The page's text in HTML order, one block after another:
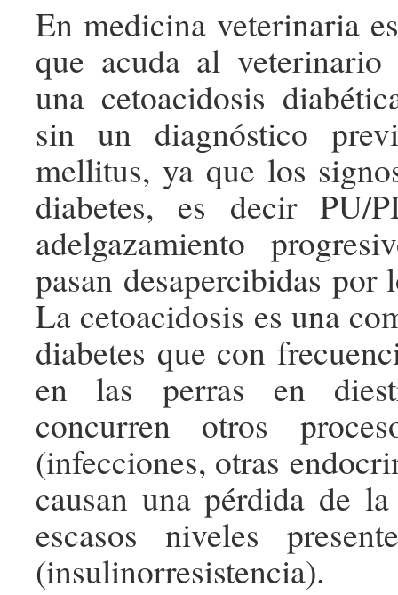
En medicina veterinaria
que acuda al
una cetoacidosis
sin un diagnóstico
mellitus, ya que los
diabetes, es decir PU/
adelgazamiento
pasan desapercibidas por
La cetoacidosis es una
diabetes que con
en las perras en
concurren otros
(infecciones, otras
causan una pérdida de
escasos niveles
(insulinorresistencia).